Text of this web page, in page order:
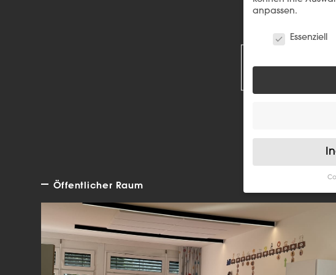
Öffentlicher Raum
anpassen.
Essenziell
Wenn Sie unter 16
Diensten geben
Erlaubnis bitten.
Wir verwenden
Einige von ihnen
und Ihre Erfahrung